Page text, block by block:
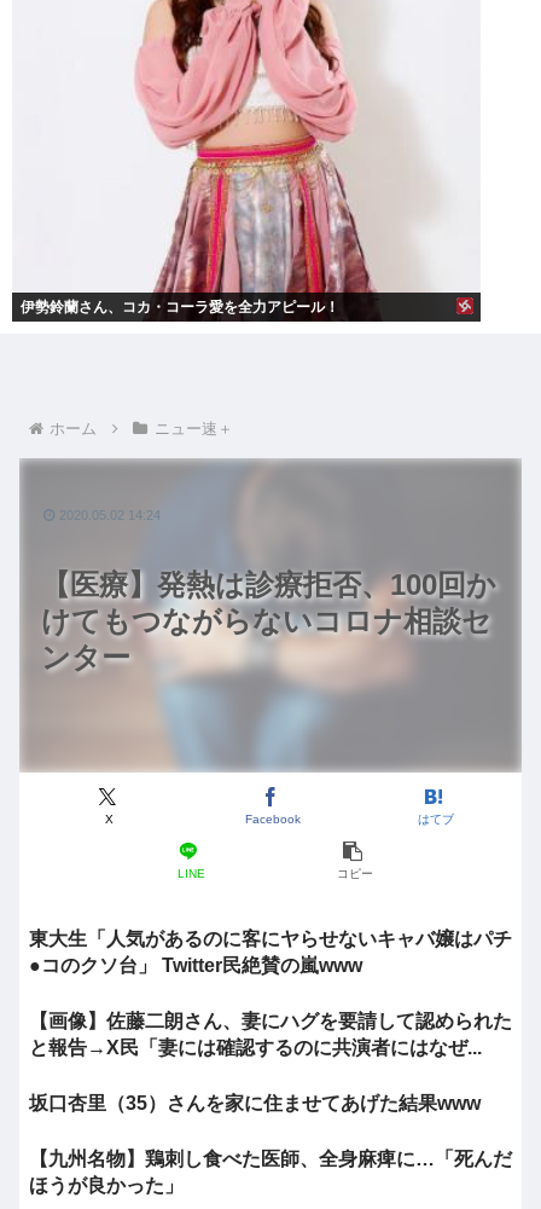
伊勢鈴蘭さん、コカ・コーラ愛を全力アピール！
ホーム ニュー速＋
【医療】発熱は診療拒否、100回か
けてもつながらないコロナ相談セ
ンター
X Facebook はてブ
LINE コピー
2020.05.02 14:24
東大生「人気があるのに客にヤらせないキャバ嬢はパチ
●コのクソ台」 Twitter民絶賛の嵐www
【画像】佐藤二朗さん、妻にハグを要請して認められた
と報告→X民「妻には確認するのに共演者にはなぜ...
坂口杏里（35）さんを家に住ませてあげた結果www
【九州名物】鶏刺し食べた医師、全身麻痺に…「死んだ
ほうが良かった」